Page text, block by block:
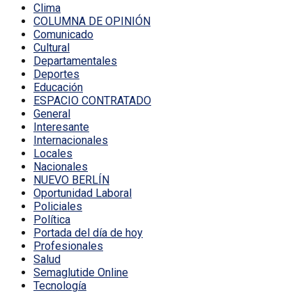
Clima
COLUMNA DE OPINIÓN
Comunicado
Cultural
Departamentales
Deportes
Educación
ESPACIO CONTRATADO
General
Interesante
Internacionales
Locales
Nacionales
NUEVO BERLÍN
Oportunidad Laboral
Policiales
Política
Portada del día de hoy
Profesionales
Salud
Semaglutide Online
Tecnología